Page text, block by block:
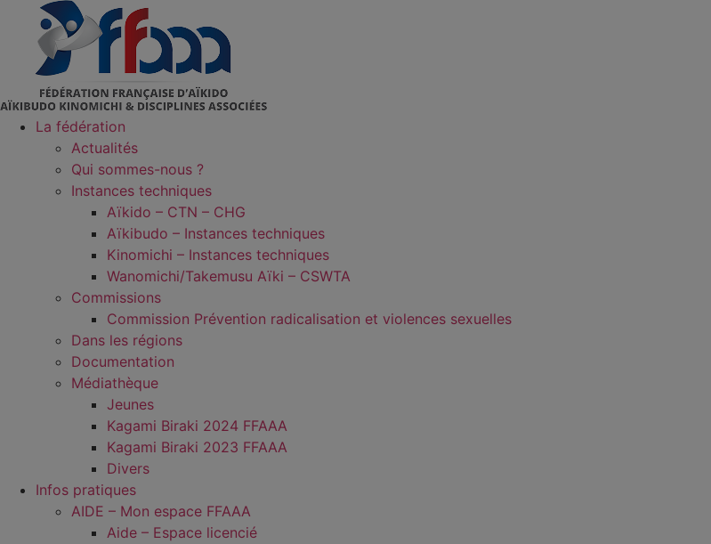
contenu
La fédération
Actualités
Qui sommes-nous ?
Instances techniques
Aïkido – CTN – CHG
Aïkibudo – Instances techniques
Kinomichi – Instances techniques
Wanomichi/Takemusu Aïki – CSWTA
Commissions
Commission Prévention radicalisation et violences sexuelles
Dans les régions
Documentation
Médiathèque
Jeunes
Kagami Biraki 2024 FFAAA
Kagami Biraki 2023 FFAAA
Divers
Infos pratiques
AIDE – Mon espace FFAAA
Aide – Espace licencié